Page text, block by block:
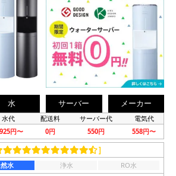
水 サーバー メーカー
水代 配送料 サーバー代 電気代
円〜 0円 550円 558円〜
］
水 浄水
RO水